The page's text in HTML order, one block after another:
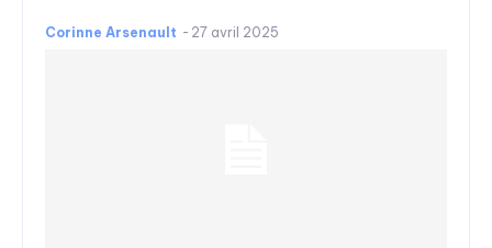
Corinne Arsenault - 27 avril 2025